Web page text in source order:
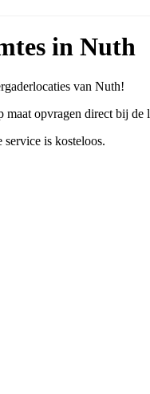
in Nuth
van Nuth!
maat opvragen direct bij de
is kosteloos.